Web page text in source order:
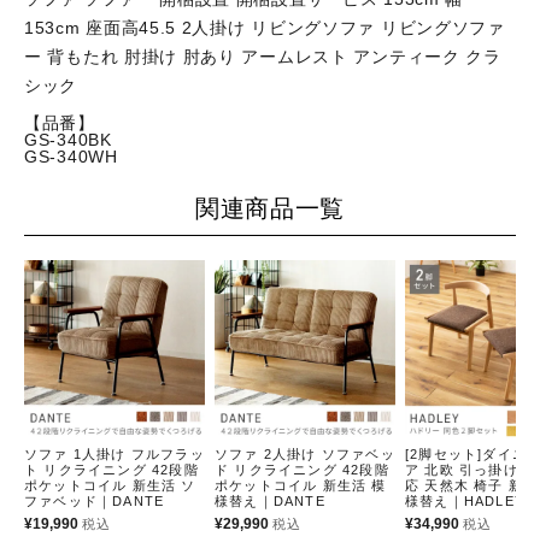
153cm 座面高45.5 2人掛け リビングソファ リビングソファ
ー 背もたれ 肘掛け 肘あり アームレスト アンティーク クラ
シック
【品番】
GS-340BK
GS-340WH
関連商品一覧
ソファ 1人掛け フルフラッ
ト リクライニング 42段階
ポケットコイル 新生活 ソ
ファベッド｜DANTE
¥19,990 税込
ソファ 2人掛け ソファベッ
ド リクライニング 42段階
ポケットコイル 新生活 模
様替え｜DANTE
¥29,990 税込
[2脚セット]ダイニ
ア 北欧 引っ掛け
応 天然木 椅子 新
様替え｜HADLEY
¥34,990 税込